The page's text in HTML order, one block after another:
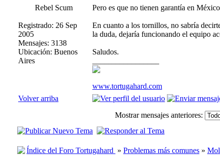
Rebel Scum
Registrado: 26 Sep
2005
Mensajes: 3138
Ubicación: Buenos
Aires
Pero es que no tienen garantía en
En cuanto a los tornillos, no sabría
la duda, dejaría funcionando el equipo
Saludos.
www.tortugahard.com
Volver arriba
Mostrar mensajes anteriores:
Índice del Foro Tortugahard » Problemas más comunes »